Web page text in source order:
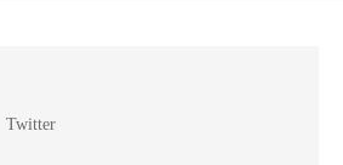
Twitter